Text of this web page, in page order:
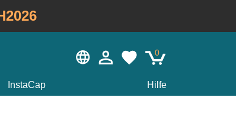
0
InstaCap Hilfe